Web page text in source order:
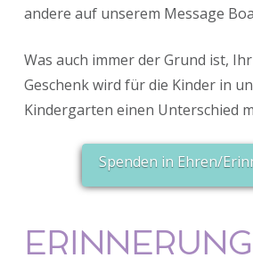
andere auf unserem Message
Was auch immer der Grund ist,
Geschenk wird für die Kinder in
Kindergarten einen Unterschied
Spenden in Ehren/